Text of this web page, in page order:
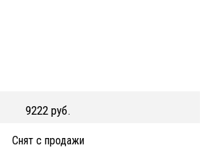
9222 руб.
Снят с продажи